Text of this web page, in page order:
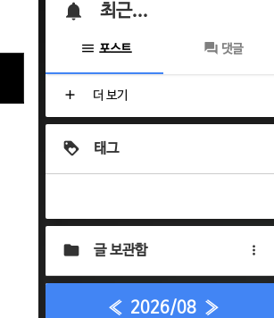
최근...
포스트 댓글
더 보기
태그
글 보관함
« 2026/08 »